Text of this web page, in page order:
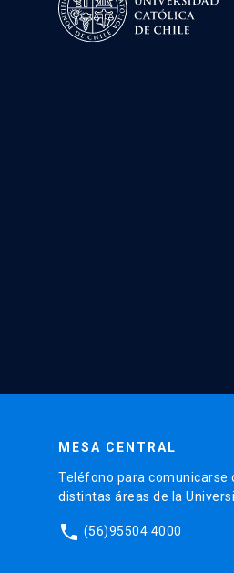
MESA CENTRAL
Teléfono para comunicarse
distintas áreas de la
phone (56)95504 4000